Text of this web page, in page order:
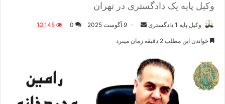
وکیل پایه یک دادگستری در تهران
وکیل پایه 1 دادگستری
ل
ا
ی
9 آگوست 2025 0
12,145
خواندن این مطلب 2 دقیقه زمان میبرد